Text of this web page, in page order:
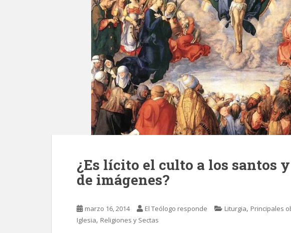
¿Es lícito el culto a los santos
de imágenes?
marzo 16, 2014 El Teólogo responde Liturgia, Principales
Iglesia, Religiones y Sectas